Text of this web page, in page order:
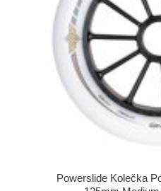
Powerslide Kolečka